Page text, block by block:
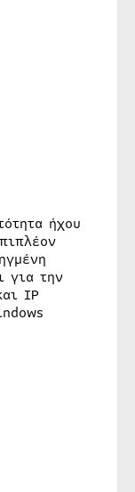
ήχου
για την
IP